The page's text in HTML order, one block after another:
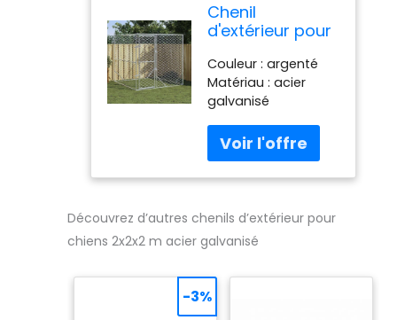
Chenil
d'extérieur pour
2x2x2 m Acier
galvanisé,Niches
& enclos pour
Chiens,24.4KG-
153674
Couleur : argenté
Matériau : acier
galvanisé
2 x 2 x 2 m (L x l x H)
Dimensions
intérieures : 195 x 195
Dimensions de la
porte : 52 x 190 cm (l
x H)
Découvrez d’autres chenils d’extérieur pour
chiens 2x2x2 m acier galvanisé
-3%